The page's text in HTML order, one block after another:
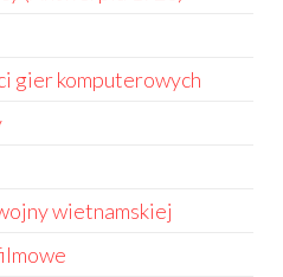
gier komputerowych
wietnamskiej